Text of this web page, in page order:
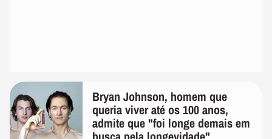
Bryan Johnson, homem que
queria viver até os 100 anos,
admite que "foi longe demais em